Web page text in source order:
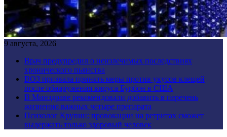
9 августа, 2026
Врач предупредил о неизлечимых последствиях
хронического пьянства
ВОЗ призвала принять меры против укусов клещей
после обнаружения вируса Бурбон в США
В Минздраве рекомендовали добавить в перечень
жизненно важных четыре препарата
Психолог Крупин: провокации на ретритах сможет
выдержать только здоровый человек